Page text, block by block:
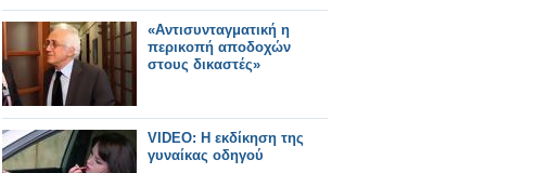
«Αντισυνταγματική η
περικοπή αποδοχών
στους δικαστές»
VIDEO: Η εκδίκηση της
γυναίκας οδηγού